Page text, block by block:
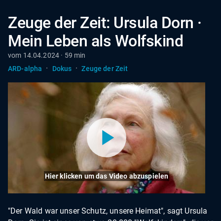
Zeuge der Zeit: Ursula Dorn ·
Mein Leben als Wolfskind
vom 14.04.2024 · 59 min
ARD-alpha
· Dokus · Zeuge der Zeit
Hier klicken um das Video abzuspielen
"Der Wald war unser Schutz, unsere Heimat", sagt Ursula